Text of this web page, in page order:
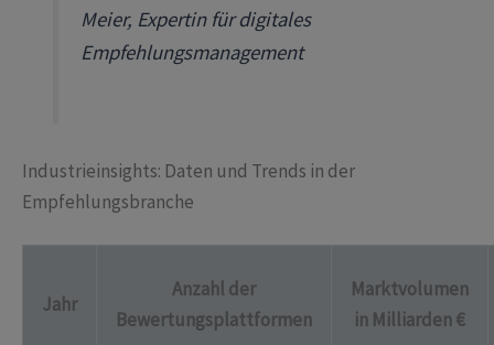
Meier, Expertin für digitales
Empfehlungsmanagement
Industrieinsights: Daten und Trends in der
Empfehlungsbranche
Jahr
Anzahl der
Bewertungsplattformen
Marktvolumen
in Milliarden €